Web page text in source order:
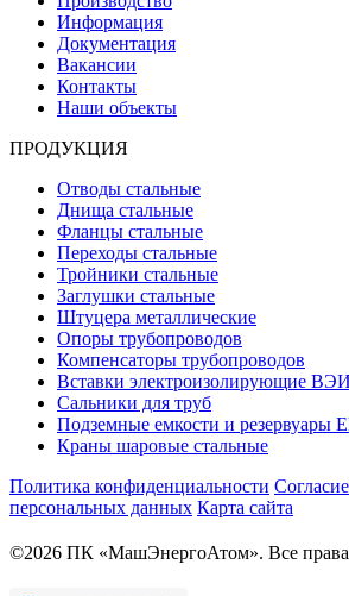
Информация
Документация
Вакансии
Контакты
Наши объекты
ПРОДУКЦИЯ
Отводы стальные
Днища стальные
Фланцы стальные
Переходы стальные
Тройники стальные
Заглушки стальные
Штуцера металлические
Опоры трубопроводов
Компенсаторы трубопроводов
Вставки электроизолирующие ВЭИ
Сальники для труб
Подземные емкости и
Краны шаровые стальные
Политика конфиденциальности
персональных данных Карта сайта
©2026 ПК «МашЭнергоАтом». Все